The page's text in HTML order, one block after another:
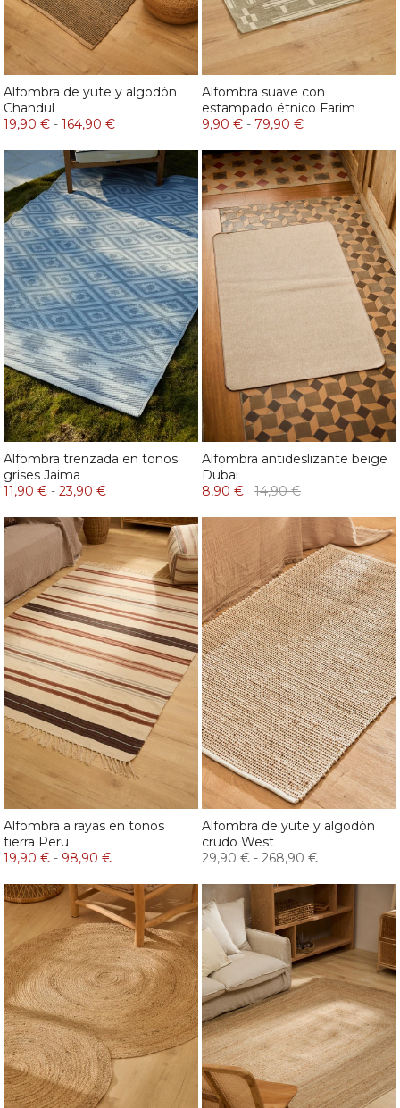
Alfombra de yute y algodón
Chandul
19,90 € - 164,90 €
Alfombra suave con
estampado étnico Farim
9,90 € - 79,90 €
Alfombra trenzada en tonos
grises Jaima
11,90 € - 23,90 €
Alfombra antideslizante beige
Dubai
8,90 €
14,90 €
Alfombra a rayas en tonos
tierra Peru
19,90 € - 98,90 €
Alfombra de yute y algodón
crudo West
29,90 € - 268,90 €